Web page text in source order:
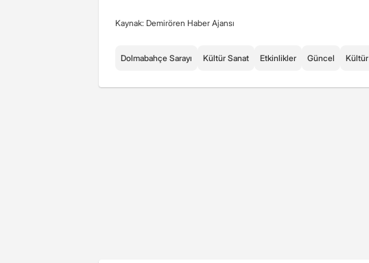
Kaynak: Demirören Haber Ajansı
Dolmabahçe Sarayı Kültür Sanat Etkinlikler Güncel Kültür